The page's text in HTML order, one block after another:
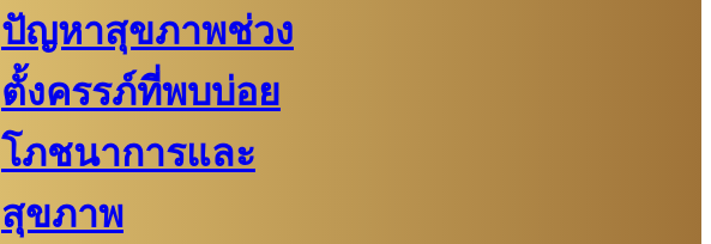
ปัญหาสุขภาพช่วง
ตั้งครรภ์ที่พบบ่อย
โภชนาการและ
สุขภาพ